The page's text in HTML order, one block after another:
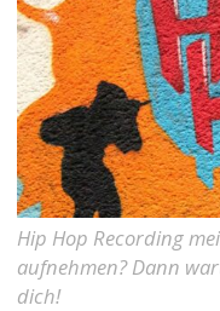
Hip Hop Recording
aufnehmen? Dann
dich!